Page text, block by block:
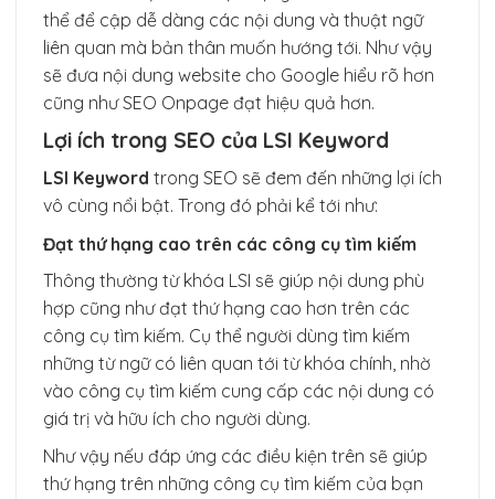
thể để cập dễ dàng các nội dung và thuật ngữ
liên quan mà bản thân muốn hướng tới. Như vậy
sẽ đưa nội dung website cho Google hiểu rõ hơn
cũng như SEO Onpage đạt hiệu quả hơn.
Lợi ích trong SEO của LSI Keyword
LSI Keyword trong SEO sẽ đem đến những lợi ích
vô cùng nổi bật. Trong đó phải kể tới như:
Đạt thứ hạng cao trên các công cụ tìm kiếm
Thông thường từ khóa LSI sẽ giúp nội dung phù
hợp cũng như đạt thứ hạng cao hơn trên các
công cụ tìm kiếm. Cụ thể người dùng tìm kiếm
những từ ngữ có liên quan tới từ khóa chính, nhờ
vào công cụ tìm kiếm cung cấp các nội dung có
giá trị và hữu ích cho người dùng.
Như vậy nếu đáp ứng các điều kiện trên sẽ giúp
thứ hạng trên những công cụ tìm kiếm của bạn